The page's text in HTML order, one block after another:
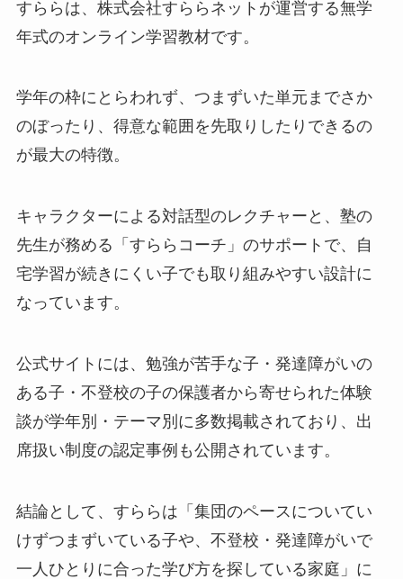
すららは、株式会社すららネットが運営する無学
年式のオンライン学習教材です。
学年の枠にとらわれず、つまずいた単元までさか
のぼったり、得意な範囲を先取りしたりできるの
が最大の特徴。
キャラクターによる対話型のレクチャーと、塾の
先生が務める「すららコーチ」のサポートで、自
宅学習が続きにくい子でも取り組みやすい設計に
なっています。
公式サイトには、勉強が苦手な子・発達障がいの
ある子・不登校の子の保護者から寄せられた体験
談が学年別・テーマ別に多数掲載されており、出
席扱い制度の認定事例も公開されています。
結論として、すららは「集団のペースについてい
けずつまずいている子や、不登校・発達障がいで
一人ひとりに合った学び方を探している家庭」に